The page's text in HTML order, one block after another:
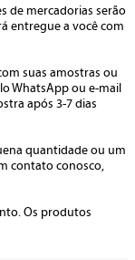
de mercadorias serão
entregue a você com
suas amostras ou
WhatsApp ou e-mail
após 3-7 dias
quantidade ou um
contato conosco,
Os produtos